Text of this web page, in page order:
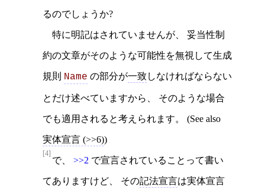
るのでしょうか?
特に明記はされていませんが、 妥当性制
約の文章がそのような可能性を無視して生成
規則 Name の部分が一致しなければならない
とだけ述べていますから、 そのような場合
でも適用されると考えられます。 (See also
実体宣言 (>>6))
[4]
で、 >>2 で宣言されていることって書い
てありますけど、 その記法宣言は実体宣言